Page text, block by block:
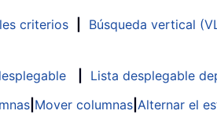
criterios Búsqueda vertical
Lista desplegable
Mover columnas Alternar el